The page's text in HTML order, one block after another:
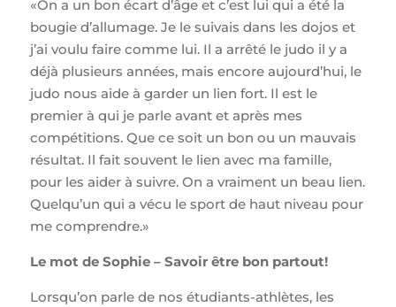
«On a un bon écart d’âge et c’est lui qui a été la
bougie d’allumage. Je le suivais dans les dojos et
j’ai voulu faire comme lui. Il a arrêté le judo il y a
déjà plusieurs années, mais encore aujourd’hui, le
judo nous aide à garder un lien fort. Il est le
premier à qui je parle avant et après mes
compétitions. Que ce soit un bon ou un mauvais
résultat. Il fait souvent le lien avec ma famille,
pour les aider à suivre. On a vraiment un beau lien.
Quelqu’un qui a vécu le sport de haut niveau pour
me comprendre.»
Le mot de Sophie – Savoir être bon partout!
Lorsqu’on parle de nos étudiants-athlètes, les